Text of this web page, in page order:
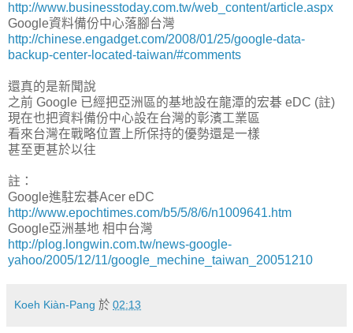
http://www.businesstoday.com.tw/web_content/article.aspx
Google資料備份中心落腳台灣
http://chinese.engadget.com/2008/01/25/google-data-
backup-center-located-taiwan/#comments
還真的是新聞說
之前 Google 已經把亞洲區的基地設在龍潭的宏碁 eDC (註)
現在也把資料備份中心設在台灣的彰濱工業區
看來台灣在戰略位置上所保持的優勢還是一樣
甚至更甚於以往
註：
Google進駐宏碁Acer eDC
http://www.epochtimes.com/b5/5/8/6/n1009641.htm
Google亞洲基地 相中台灣
http://plog.longwin.com.tw/news-google-
yahoo/2005/12/11/google_mechine_taiwan_20051210
Koeh Kiàn-Pang 於 02:13